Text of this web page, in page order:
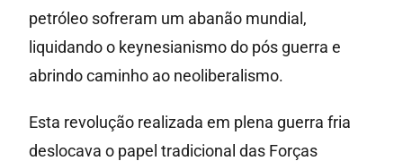
petróleo sofreram um abanão mundial,
liquidando o keynesianismo do pós guerra e
abrindo caminho ao neoliberalismo.
Esta revolução realizada em plena guerra fria
deslocava o papel tradicional das Forças